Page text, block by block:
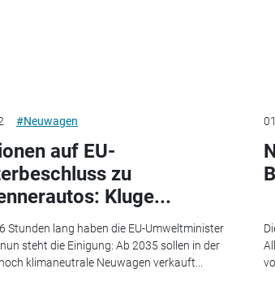
#Neuwagen
auf EU-
zu
Kluge...
Stunden lang haben die EU-Umweltminister
steht die Einigung: Ab 2035 sollen in der
klimaneutrale Neuwagen verkauft...